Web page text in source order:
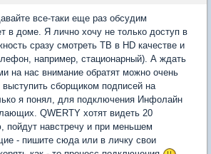
все-таки еще раз обсудим
в доме. Я лично хочу не только доступ в
сразу смотреть ТВ в HD качестве и
например, стационарный). А ждать
на нас внимание обратят можно очень
выступить сборщиком подписей на
я понял, для подключения Инфолайн
QWERTY хотят видеть 20
пойдут навстречу и при меньшем
- пишите сюда или в личку свои